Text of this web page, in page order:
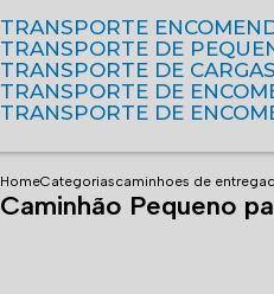
TRANSPORTE
TRANSPORTE DE
TRANSPORTE DE
TRANSPORTE DE
TRANSPORTE DE
HomeCategoriascaminhoes de entrega
Caminhão Pequeno